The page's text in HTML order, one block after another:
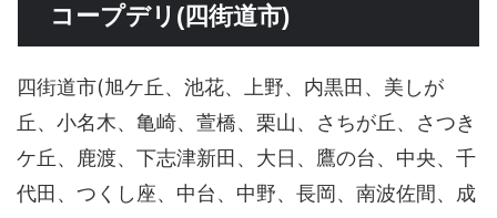
コープデリ(四街道市)
四街道市(旭ケ丘、池花、上野、内黒田、美しが
丘、小名木、亀崎、萱橋、栗山、さちが丘、さつき
ケ丘、鹿渡、下志津新田、大日、鷹の台、中央、千
代田、つくし座、中台、中野、長岡、南波佐間、成